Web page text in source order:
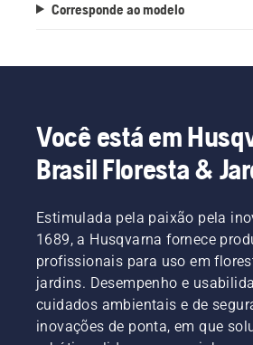
Corresponde ao modelo
Você está em
Brasil Floresta &
Estimulada pela paixão pela
1689, a Husqvarna fornece
profissionais para uso em
jardins. Desempenho e
cuidados ambientais e de
inovações de ponta, em que